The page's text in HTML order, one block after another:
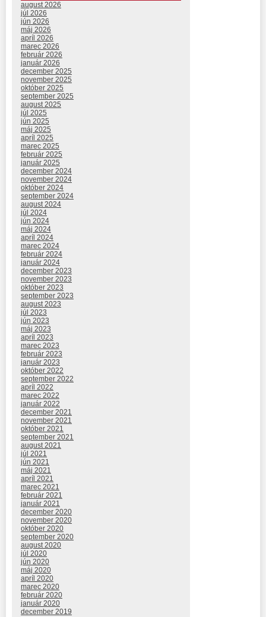
august 2026
júl 2026
jún 2026
máj 2026
apríl 2026
marec 2026
február 2026
január 2026
december 2025
november 2025
október 2025
september 2025
august 2025
júl 2025
jún 2025
máj 2025
apríl 2025
marec 2025
február 2025
január 2025
december 2024
november 2024
október 2024
september 2024
august 2024
júl 2024
jún 2024
máj 2024
apríl 2024
marec 2024
február 2024
január 2024
december 2023
november 2023
október 2023
september 2023
august 2023
júl 2023
jún 2023
máj 2023
apríl 2023
marec 2023
február 2023
január 2023
október 2022
september 2022
apríl 2022
marec 2022
január 2022
december 2021
november 2021
október 2021
september 2021
august 2021
júl 2021
jún 2021
máj 2021
apríl 2021
marec 2021
február 2021
január 2021
december 2020
november 2020
október 2020
september 2020
august 2020
júl 2020
jún 2020
máj 2020
apríl 2020
marec 2020
február 2020
január 2020
december 2019